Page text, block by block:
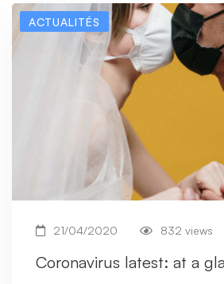
ACTUALITÉS
21/04/2020 832 views
Coronavirus latest: at a